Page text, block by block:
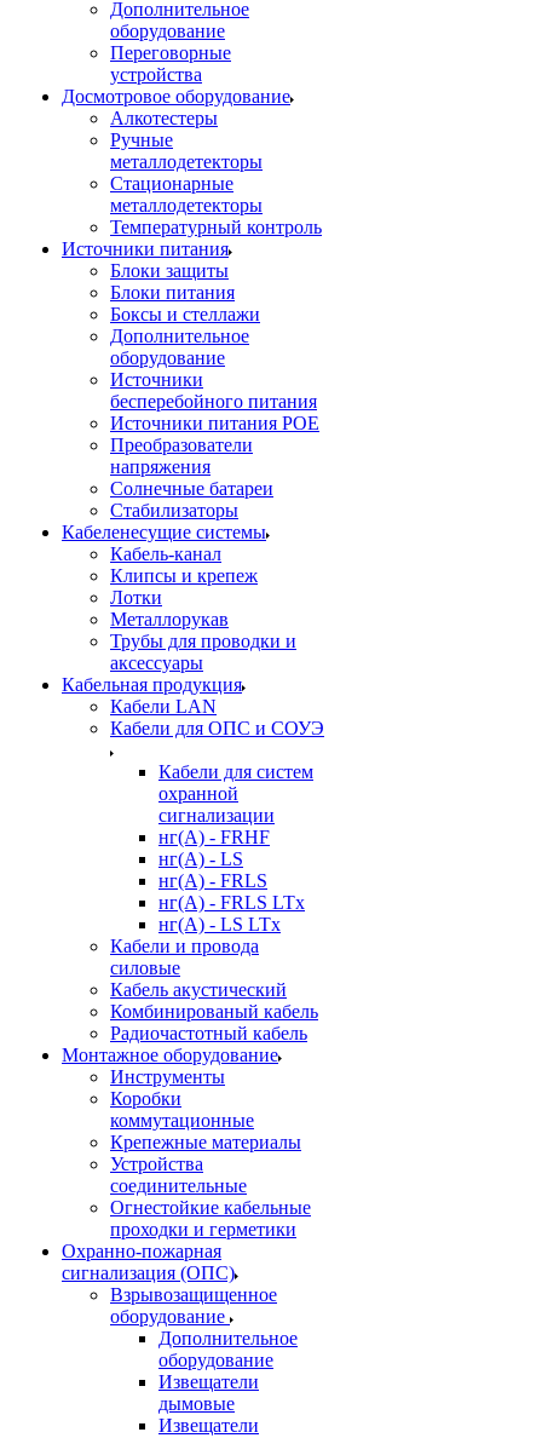
Дополнительное
оборудование
Переговорные
устройства
Досмотровое оборудование
Алкотестеры
Ручные
металлодетекторы
Стационарные
металлодетекторы
Температурный контроль
Источники питания
Блоки защиты
Блоки питания
Боксы и стеллажи
Дополнительное
оборудование
Источники
бесперебойного питания
Источники питания POE
Преобразователи
напряжения
Солнечные батареи
Стабилизаторы
Кабеленесущие системы
Кабель-канал
Клипсы и крепеж
Лотки
Металлорукав
Трубы для проводки и
аксессуары
Кабельная продукция
Кабели LAN
Кабели для ОПС и СОУЭ
Кабели для систем
охранной
сигнализации
нг(A) - FRHF
нг(A) - LS
нг(А) - FRLS
нг(А) - FRLS LTx
нг(А) - LS LTx
Кабели и провода
силовые
Кабель акустический
Комбинированый кабель
Радиочастотный кабель
Монтажное оборудование
Инструменты
Коробки
коммутационные
Крепежные материалы
Устройства
соединительные
Огнестойкие кабельные
проходки и герметики
Охранно-пожарная
сигнализация (ОПС)
Взрывозащищенное
оборудование
Дополнительное
оборудование
Извещатели
дымовые
Извещатели